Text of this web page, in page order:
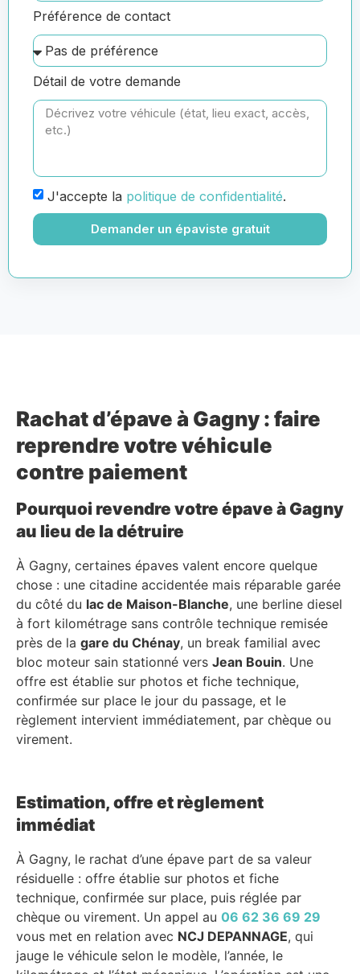
Préférence de contact
Détail de votre demande
J'accepte la politique de confidentialité.
Demander un épaviste gratuit
Rachat d’épave à Gagny : faire
reprendre votre véhicule
contre paiement
Pourquoi revendre votre épave à Gagny
au lieu de la détruire
À Gagny, certaines épaves valent encore quelque
chose : une citadine accidentée mais réparable garée
du côté du lac de Maison-Blanche, une berline diesel
à fort kilométrage sans contrôle technique remisée
près de la gare du Chénay, un break familial avec
bloc moteur sain stationné vers Jean Bouin. Une
offre est établie sur photos et fiche technique,
confirmée sur place le jour du passage, et le
règlement intervient immédiatement, par chèque ou
virement.
Estimation, offre et règlement
immédiat
À Gagny, le rachat d’une épave part de sa valeur
résiduelle : offre établie sur photos et fiche
technique, confirmée sur place, puis réglée par
chèque ou virement. Un appel au 06 62 36 69 29
vous met en relation avec NCJ DEPANNAGE, qui
jauge le véhicule selon le modèle, l’année, le